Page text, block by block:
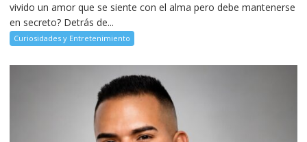
vivido un amor que se siente con el alma pero debe mantenerse
en secreto? Detrás de...
Curiosidades y Entretenimiento